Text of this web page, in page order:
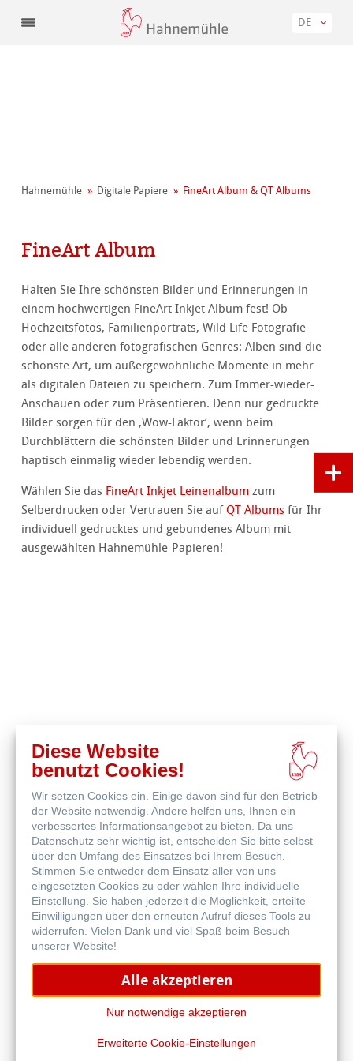
DE
Hahnemühle Digitale Papiere FineArt Album & QT Albums
FineArt Album
Halten Sie Ihre schönsten Bilder und Erinnerungen in
einem hochwertigen FineArt Inkjet Album fest! Ob
Hochzeitsfotos, Familienporträts, Wild Life Fotografie
oder alle anderen fotografischen Genres: Alben sind die
schönste Art, um außergewöhnliche Momente in mehr
als digitalen Dateien zu speichern. Zum Immer-wieder-
Anschauen oder zum Präsentieren. Denn nur gedruckte
Bilder sorgen für den ‚Wow-Faktor‘, wenn beim
Durchblättern die schönsten Bilder und Erinnerungen
haptisch einmalig wieder lebendig werden.
Wählen Sie das FineArt Inkjet Leinenalbum zum
Selberdrucken oder Vertrauen Sie auf QT Albums für Ihr
individuell gedrucktes und gebundenes Album mit
ausgewählten Hahnemühle-Papieren!
FineArt Inkjet Leinen Album
Diese Website
benutzt Cookies!
Wir setzen Cookies ein. Einige davon sind für den Betrieb
der Website notwendig. Andere helfen uns, Ihnen ein
verbessertes Informationsangebot zu bieten. Da uns
Datenschutz sehr wichtig ist, entscheiden Sie bitte selbst
über den Umfang des Einsatzes bei Ihrem Besuch.
Stimmen Sie entweder dem Einsatz aller von uns
eingesetzten Cookies zu oder wählen Ihre individuelle
Einstellung. Sie haben jederzeit die Möglichkeit, erteilte
Einwilligungen über den erneuten Aufruf dieses Tools zu
widerrufen. Vielen Dank und viel Spaß beim Besuch
unserer Website!
Alle akzeptieren
Nur notwendige akzeptieren
Erweiterte Cookie-Einstellungen